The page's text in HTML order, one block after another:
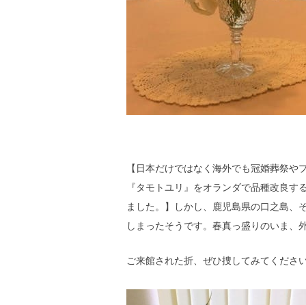
【日本だけではなく海外でも冠婚葬祭
『タモトユリ』をオランダで品種改良
ました。】しかし、鹿児島県の口之島、
しまったそうです。春真っ盛りのいま、
ご来館された折、ぜひ捜してみてくださ